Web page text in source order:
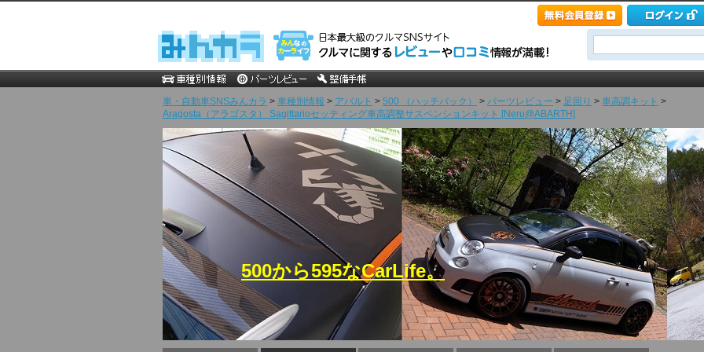
車・自動車SNSみんカラ > 車種別情報 > アバルト > 500 （ハッチバック） > パーツレビュー > 足回り > 車高調キット >
Aragosta（アラゴスタ） Sagittarioセッティング車高調整サスペンションキット [Neru@ABARTH]
500から595なCarLife。